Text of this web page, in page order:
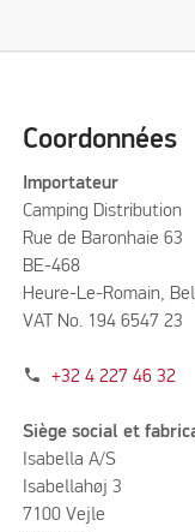
Coordonnées
Importateur
Camping Distribution
Rue de Baronhaie 63
BE-468
Heure-Le-Romain,
VAT No. 194 6547 23
phone +32 4 227 46 32
Siège social et
Isabella A/S
Isabellahøj 3
7100 Vejle